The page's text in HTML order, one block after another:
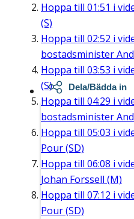
Hoppa till 01:51 i
(S)
Hoppa till 02:52 i
bostadsminister
Hoppa till 03:53 i
(S)
Hoppa till 04:29 i
bostadsminister
Hoppa till 05:03 i
Pour (SD)
Hoppa till 06:08 i
Johan Forssell (M)
Hoppa till 07:12 i
Pour (SD)
Dela/Bädda in